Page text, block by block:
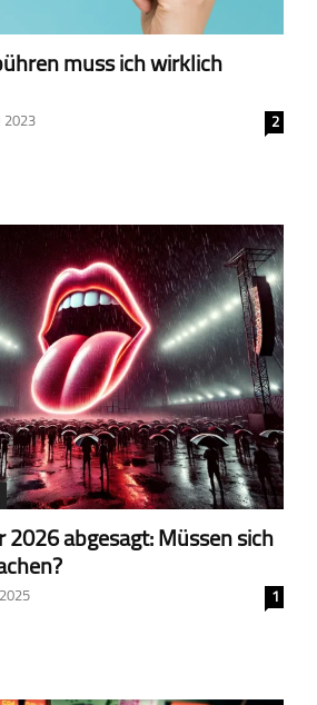
muss ich wirklich
2023
2
abgesagt: Müssen sich
1